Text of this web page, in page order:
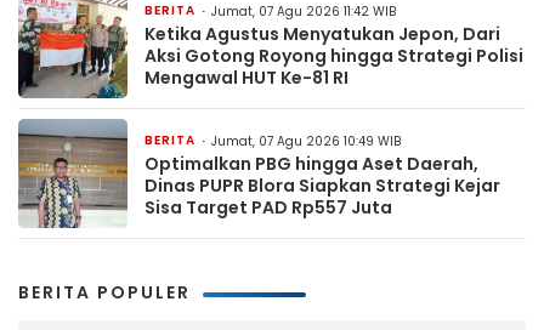
BERITA Jumat, 07 Agu 2026 11:42 WIB
Ketika Agustus Menyatukan Jepon, Dari
Aksi Gotong Royong hingga Strategi Polisi
Mengawal HUT Ke-81 RI
BERITA Jumat, 07 Agu 2026 10:49 WIB
Optimalkan PBG hingga Aset Daerah,
Dinas PUPR Blora Siapkan Strategi Kejar
Sisa Target PAD Rp557 Juta
BERITA POPULER